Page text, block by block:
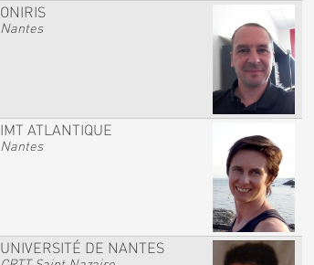
ONIRIS
Nantes
IMT ATLANTIQUE
Nantes
UNIVERSITÉ DE NANTES